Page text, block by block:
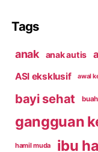
Tags
anak anak autis
ASI eksklusif
awal
bayi sehat
gangguan
hamil muda ibu